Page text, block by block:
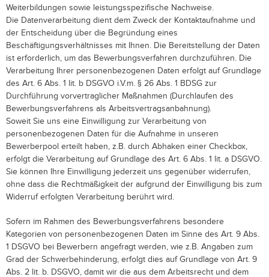
Weiterbildungen sowie leistungsspezifische Nachweise.
Die Datenverarbeitung dient dem Zweck der Kontaktaufnahme und
der Entscheidung über die Begründung eines
Beschäftigungsverhältnisses mit Ihnen. Die Bereitstellung der Daten
ist erforderlich, um das Bewerbungsverfahren durchzuführen. Die
Verarbeitung Ihrer personenbezogenen Daten erfolgt auf Grundlage
des Art. 6 Abs. 1 lit. b DSGVO i.V.m. § 26 Abs. 1 BDSG zur
Durchführung vorvertraglicher Maßnahmen (Durchlaufen des
Bewerbungsverfahrens als Arbeitsvertragsanbahnung).
Soweit Sie uns eine Einwilligung zur Verarbeitung von
personenbezogenen Daten für die Aufnahme in unseren
Bewerberpool erteilt haben, z.B. durch Abhaken einer Checkbox,
erfolgt die Verarbeitung auf Grundlage des Art. 6 Abs. 1 lit. a DSGVO.
Sie können Ihre Einwilligung jederzeit uns gegenüber widerrufen,
ohne dass die Rechtmäßigkeit der aufgrund der Einwilligung bis zum
Widerruf erfolgten Verarbeitung berührt wird.
Sofern im Rahmen des Bewerbungsverfahrens besondere
Kategorien von personenbezogenen Daten im Sinne des Art. 9 Abs.
1 DSGVO bei Bewerbern angefragt werden, wie z.B. Angaben zum
Grad der Schwerbehinderung, erfolgt dies auf Grundlage von Art. 9
Abs. 2 lit. b. DSGVO, damit wir die aus dem Arbeitsrecht und dem